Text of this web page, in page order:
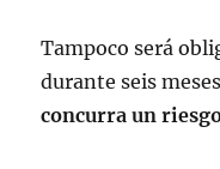
Tampoco será
durante seis
concurra un